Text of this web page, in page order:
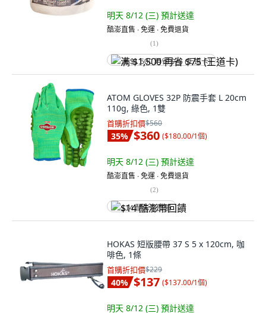
明天 8/12 (三) 預計送達
酷澎直售 ∙ 免運 ∙ 免費退貨
(1)
满 $1,500 再省 $75 (王道卡)
ATOM GLOVES 32P 防震手套 L 20cm
110g, 綠色, 1雙
首購折扣價$560
35% $360 ($180.00/1個)
明天 8/12 (三) 預計送達
酷澎直售 ∙ 免運 ∙ 免費退貨
(2)
$14 酷澎幣回饋
HOKAS 短版腰帶 37 S 5 x 120cm, 咖
啡色, 1條
首購折扣價$229
40% $137 ($137.00/1個)
明天 8/12 (三) 預計送達